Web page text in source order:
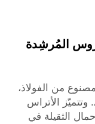
المُرشِدة
من الفولاذ،
وتتميّز الأتراس
الثقيلة في